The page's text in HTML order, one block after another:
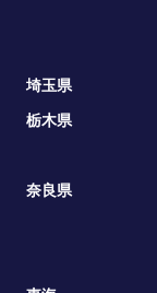
埼玉県
栃木県
奈良県